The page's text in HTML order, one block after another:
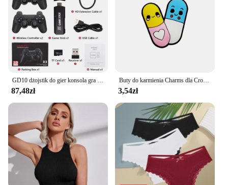
GD10 dżojstik do gier konsola gra wideo 256G 4K HD podwójna bezprzewodowa konsola 2.4G Retro konsola 58000 gier na prezent świąteczny PSP
87,48zł
Buty do karmienia Charms dla Crocs Akcesoria Kobiety Chodaki Pielęgniarka Szpilki Mężczyźni Odznaka Dzieci Dżinsy Dziewczyny Ozdoby Klamra Buty Akcesoria
3,54zł